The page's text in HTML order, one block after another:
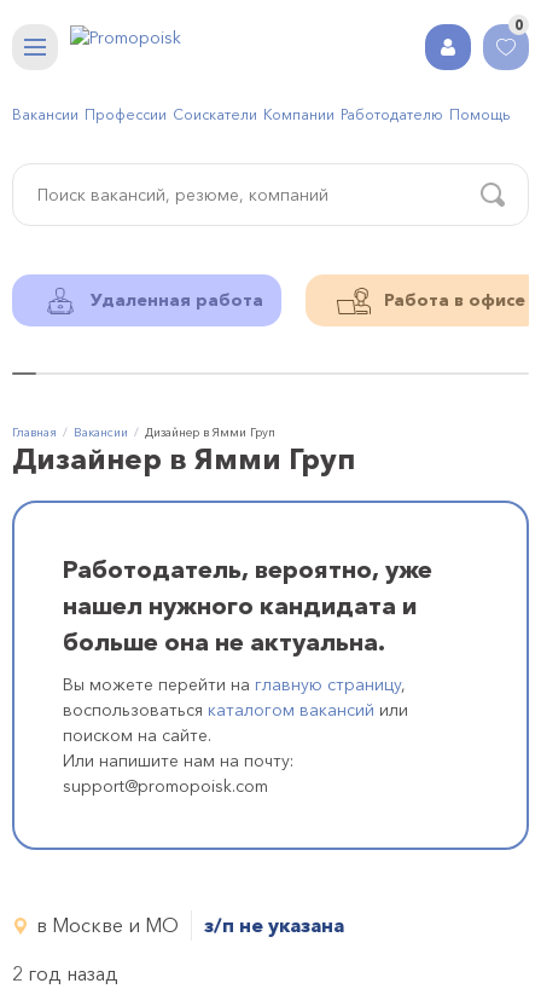
0
Вакансии Профессии Соискатели Компании Работодателю Помощь
Удаленная работа Работа в офисе
Главная Вакансии Дизайнер в Ямми Груп
Дизайнер в Ямми Груп
Работодатель, вероятно, уже
нашел нужного кандидата и
больше она не актуальна.
Вы можете перейти на главную страницу,
воспользоваться каталогом вакансий или
поиском на сайте.
Или напишите нам на почту:
support@promopoisk.com
в Москве и МО
з/п не указана
2 год назад